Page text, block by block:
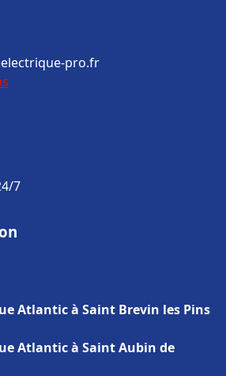
pro.fr
7
Atlantic à Saint Brevin les Pins
Atlantic à Saint Aubin de